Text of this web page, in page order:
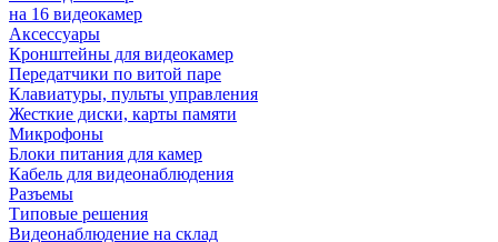
на 16 видеокамер
Аксессуары
Кронштейны для видеокамер
Передатчики по витой паре
Клавиатуры, пульты управления
Жесткие диски, карты памяти
Микрофоны
Блоки питания для камер
Кабель для видеонаблюдения
Разъемы
Типовые решения
Видеонаблюдение на склад